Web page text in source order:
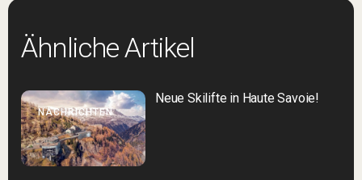
Ähnliche Artikel
NACHRICHTEN
Neue Skilifte in Haute Savoie!